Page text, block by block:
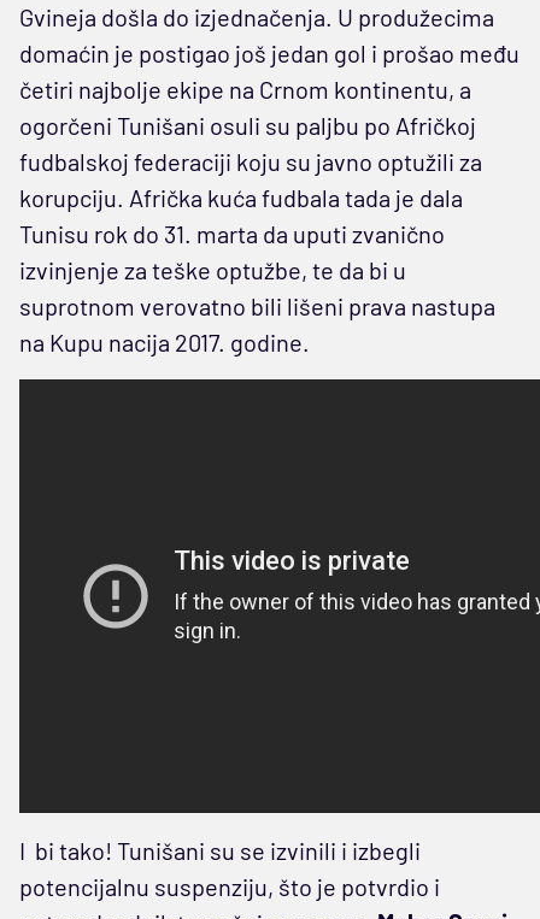
Gvineja došla do izjednačenja. U produžecima
domaćin je postigao još jedan gol i prošao među
četiri najbolje ekipe na Crnom kontinentu, a
ogorčeni Tunišani osuli su paljbu po Afričkoj
fudbalskoj federaciji koju su javno optužili za
korupciju. Afrička kuća fudbala tada je dala
Tunisu rok do 31. marta da uputi zvanično
izvinjenje za teške optužbe, te da bi u
suprotnom verovatno bili lišeni prava nastupa
na Kupu nacija 2017. godine.
I bi tako! Tunišani su se izvinili i izbegli
potencijalnu suspenziju, što je potvrdio i